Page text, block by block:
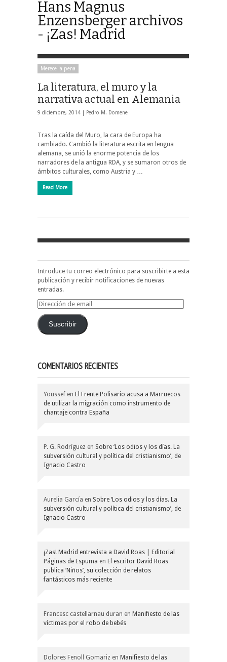
Hans Magnus
Enzensberger archivos
- ¡Zas! Madrid
Merece la pena
La literatura, el muro y la
narrativa actual en Alemania
9 diciembre, 2014 | Pedro M. Domene
Tras la caída del Muro, la cara de Europa ha
cambiado. Cambió la literatura escrita en lengua
alemana, se unió la enorme potencia de los
narradores de la antigua RDA, y se sumaron otros de
ámbitos culturales, como Austria y …
Read More
Introduce tu correo electrónico para suscribirte a esta
publicación y recibir notificaciones de nuevas
entradas.
Dirección
emailSuscribir
COMENTARIOS RECIENTES
Youssef en El Frente Polisario acusa a Marruecos
de utilizar la migración como instrumento de
chantaje contra España
P. G. Rodríguez en Sobre ‘Los odios y los días. La
subversión cultural y política del cristianismo’, de
Ignacio Castro
Aurelia García en Sobre ‘Los odios y los días. La
subversión cultural y política del cristianismo’, de
Ignacio Castro
¡Zas! Madrid entrevista a David Roas | Editorial
Páginas de Espuma en El escritor David Roas
publica ‘Niños’, su colección de relatos
fantásticos más reciente
Francesc castellarnau duran en Manifiesto de las
víctimas por el robo de bebés
Dolores Fenoll Gomariz en Manifiesto de las